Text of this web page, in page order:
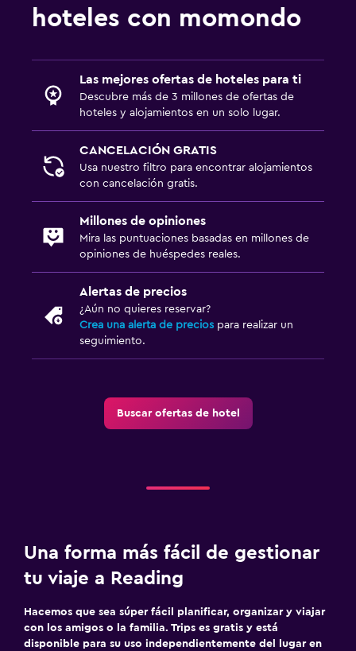
hoteles con momondo
Las mejores ofertas de hoteles para ti
Descubre más de 3 millones de ofertas de
hoteles y alojamientos en un solo lugar.
CANCELACIÓN GRATIS
Usa nuestro filtro para encontrar alojamientos
con cancelación gratis.
Millones de opiniones
Mira las puntuaciones basadas en millones de
opiniones de huéspedes reales.
Alertas de precios
¿Aún no quieres reservar?
Crea una alerta de precios para realizar un
seguimiento.
Buscar ofertas de hotel
Una forma más fácil de gestionar
tu viaje a Reading
Hacemos que sea súper fácil planificar, organizar y viajar
con los amigos o la familia. Trips es gratis y está
disponible para su uso independientemente del lugar en